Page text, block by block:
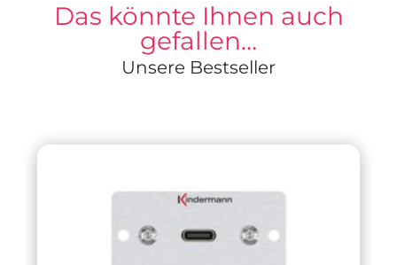
Das könnte Ihnen auch
gefallen…
Unsere Bestseller